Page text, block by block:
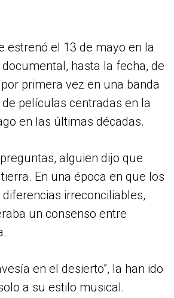
estrenó el 13 de mayo en la
hasta la fecha, de
primera vez en una banda
películas centradas en la
en las últimas décadas.
alguien dijo que
En una época en que los
irreconciliables,
un consenso entre
en el desierto”, la han ido
a su estilo musical.